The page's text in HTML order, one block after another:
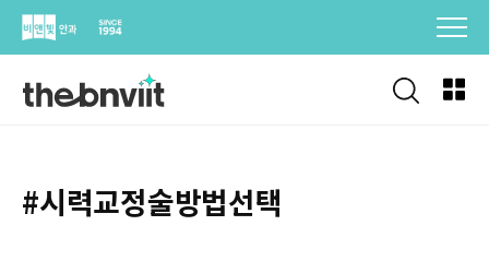
Skip
#시력교정술방법선택